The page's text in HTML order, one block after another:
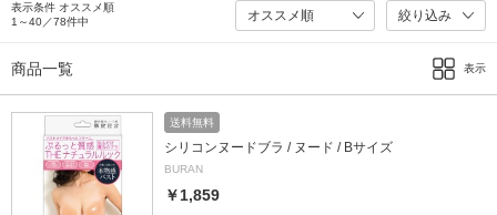
表示条件 オススメ順
1～40／78件中
絞り込み
商品一覧 表示
送料無料
シリコンヌードブラ / ヌード / Bサイズ
BURAN
￥1,859